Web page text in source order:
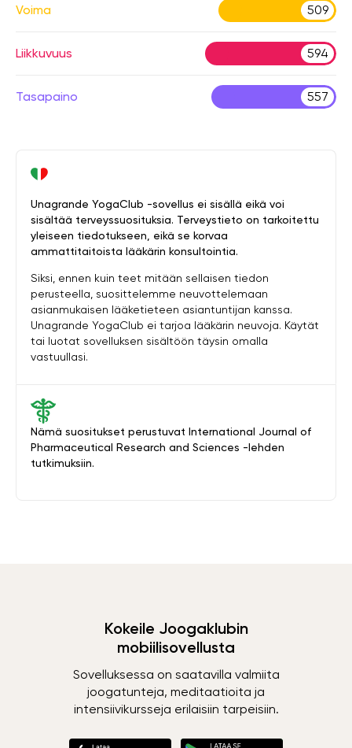
Voima 509
Liikkuvuus 594
Tasapaino 557
Nämä suositukset perustuvat International Journal of
Pharmaceutical Research and Sciences -lehden
tutkimuksiin.
Unagrande YogaClub -sovellus ei sisällä eikä voi
sisältää terveyssuosituksia. Terveystieto on tarkoitettu
yleiseen tiedotukseen, eikä se korvaa
ammattitaitoista lääkärin konsultointia.
Siksi, ennen kuin teet mitään sellaisen tiedon
perusteella, suosittelemme neuvottelemaan
asianmukaisen lääketieteen asiantuntijan kanssa.
Unagrande YogaClub ei tarjoa lääkärin neuvoja. Käytät
tai luotat sovelluksen sisältöön täysin omalla
vastuullasi.
Kokeile Joogaklubin
mobiilisovellusta
Sovelluksessa on saatavilla valmiita
joogatunteja, meditaatioita ja
intensiivikursseja erilaisiin tarpeisiin.